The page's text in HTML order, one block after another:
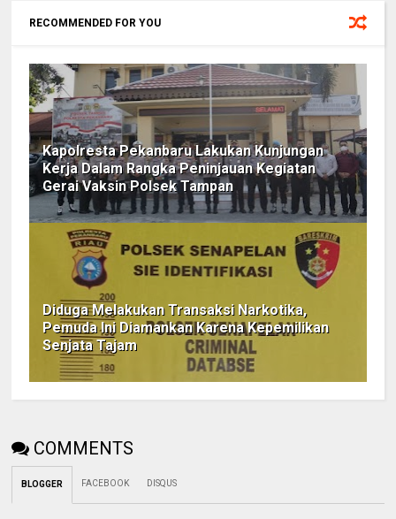
RECOMMENDED FOR YOU
Kapolresta Pekanbaru Lakukan Kunjungan
Kerja Dalam Rangka Peninjauan Kegiatan
Gerai Vaksin Polsek Tampan
Diduga Melakukan Transaksi Narkotika,
Pemuda Ini Diamankan Karena Kepemilikan
Senjata Tajam
COMMENTS
BLOGGER FACEBOOK DISQUS